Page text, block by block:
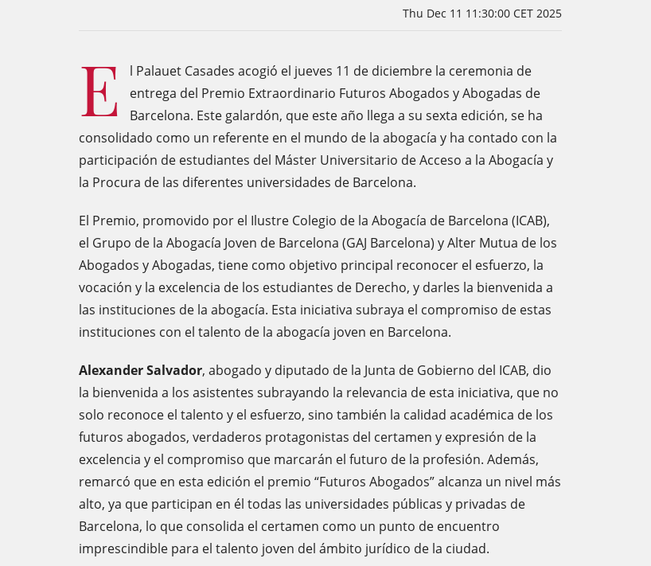
Thu Dec 11 11:30:00 CET 2025
E
l Palauet Casades acogió el jueves 11 de diciembre la ceremonia de
entrega del Premio Extraordinario Futuros Abogados y Abogadas de
Barcelona. Este galardón, que este año llega a su sexta edición, se ha
consolidado como un referente en el mundo de la abogacía y ha contado con la
participación de estudiantes del Máster Universitario de Acceso a la Abogacía y
la Procura de las diferentes universidades de Barcelona.
El Premio, promovido por el Ilustre Colegio de la Abogacía de Barcelona (ICAB),
el Grupo de la Abogacía Joven de Barcelona (GAJ Barcelona) y Alter Mutua de los
Abogados y Abogadas, tiene como objetivo principal reconocer el esfuerzo, la
vocación y la excelencia de los estudiantes de Derecho, y darles la bienvenida a
las instituciones de la abogacía. Esta iniciativa subraya el compromiso de estas
instituciones con el talento de la abogacía joven en Barcelona.
Alexander Salvador, abogado y diputado de la Junta de Gobierno del ICAB, dio
la bienvenida a los asistentes subrayando la relevancia de esta iniciativa, que no
solo reconoce el talento y el esfuerzo, sino también la calidad académica de los
futuros abogados, verdaderos protagonistas del certamen y expresión de la
excelencia y el compromiso que marcarán el futuro de la profesión. Además,
remarcó que en esta edición el premio “Futuros Abogados” alcanza un nivel más
alto, ya que participan en él todas las universidades públicas y privadas de
Barcelona, lo que consolida el certamen como un punto de encuentro
imprescindible para el talento joven del ámbito jurídico de la ciudad.